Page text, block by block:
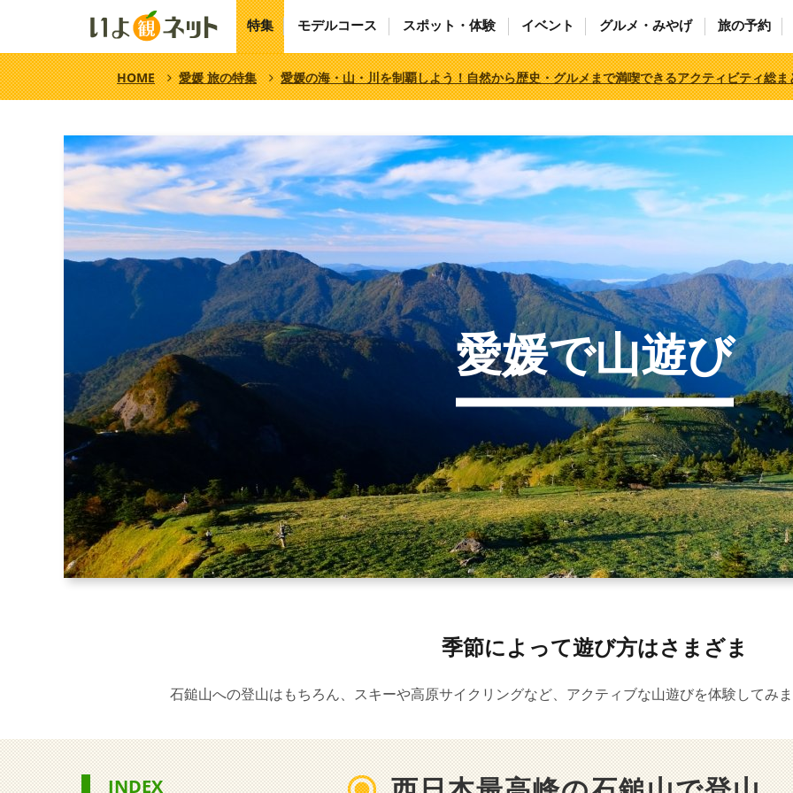
特集 モデルコース スポット・体験 イベント グルメ・みやげ 旅の予約
HOME 愛媛 旅の特集 愛媛の海・山・川を制覇しよう！自然から歴史・グルメまで満喫できるアクティビティ総ま
愛媛で山遊び
季節によって遊び方はさまざま
石鎚山への登山はもちろん、スキーや高原サイクリングなど、アクティブな山遊びを体験してみ
INDEX